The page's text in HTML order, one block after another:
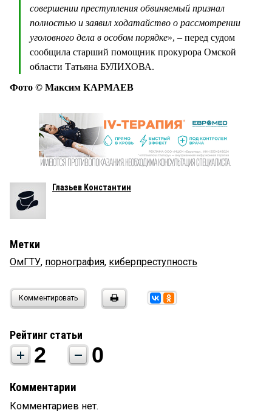
совершении преступления обвиняемый признал
полностью и заявил ходатайство о рассмотрении
уголовного дела в особом порядке», – перед судом
сообщила старший помощник прокурора Омской
области Татьяна БУЛИХОВА.
Фото © Максим КАРМАЕВ
Глазьев Константин
Метки
ОмГТУ, порнография, киберпреступность
Комментировать
Рейтинг статьи
2 0
Комментарии
Комментариев нет.